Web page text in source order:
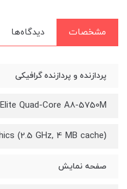
مشخصات دیدگاه‌ها
پردازنده و پردازنده گرافیکی
Quad-Core A8-5750M
(2.5 GHz, 4 MB cache)
صفحه نمایش